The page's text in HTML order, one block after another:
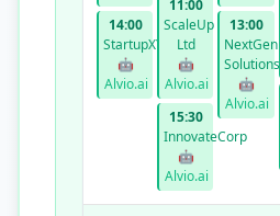
14:00
StartupXYZ
🤖
Alvio.ai
11:00
ScaleUp
Ltd
🤖
Alvio.ai
15:30
InnovateCorp
🤖
Alvio.ai
13:00
NextGen
Solutions
🤖
Alvio.ai